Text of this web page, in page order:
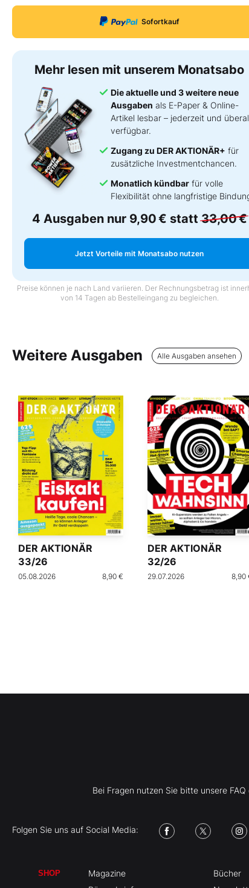
Sofortkauf
Mehr lesen mit unserem Monatsabo
Die aktuelle und 3 weitere neue
Ausgaben als E-Paper & Online-
Artikel lesbar – jederzeit und
verfügbar.
Zugang zu DER AKTIONÄR+ für
zusätzliche Investmentchancen.
Monatlich kündbar für volle
Flexibilität ohne langfristige
4 Ausgaben nur 9,90 € statt33,00 €
Jetzt Vorteile mit Monatsabo nutzen
Preise können je nach Land variieren. Der Rechnungsbetrag ist
von 14 Tagen ab Bestelleingang zu begleichen.
Weitere Ausgaben Alle Ausgaben ansehen
DER AKTIONÄR
33/26
05.08.2026 8,90 €
DER AKTIONÄR
32/26
29.07.2026 8,90
Bei Fragen nutzen Sie bitte unsere
Folgen Sie uns auf Social Media:
SHOP
Magazine
Bücher